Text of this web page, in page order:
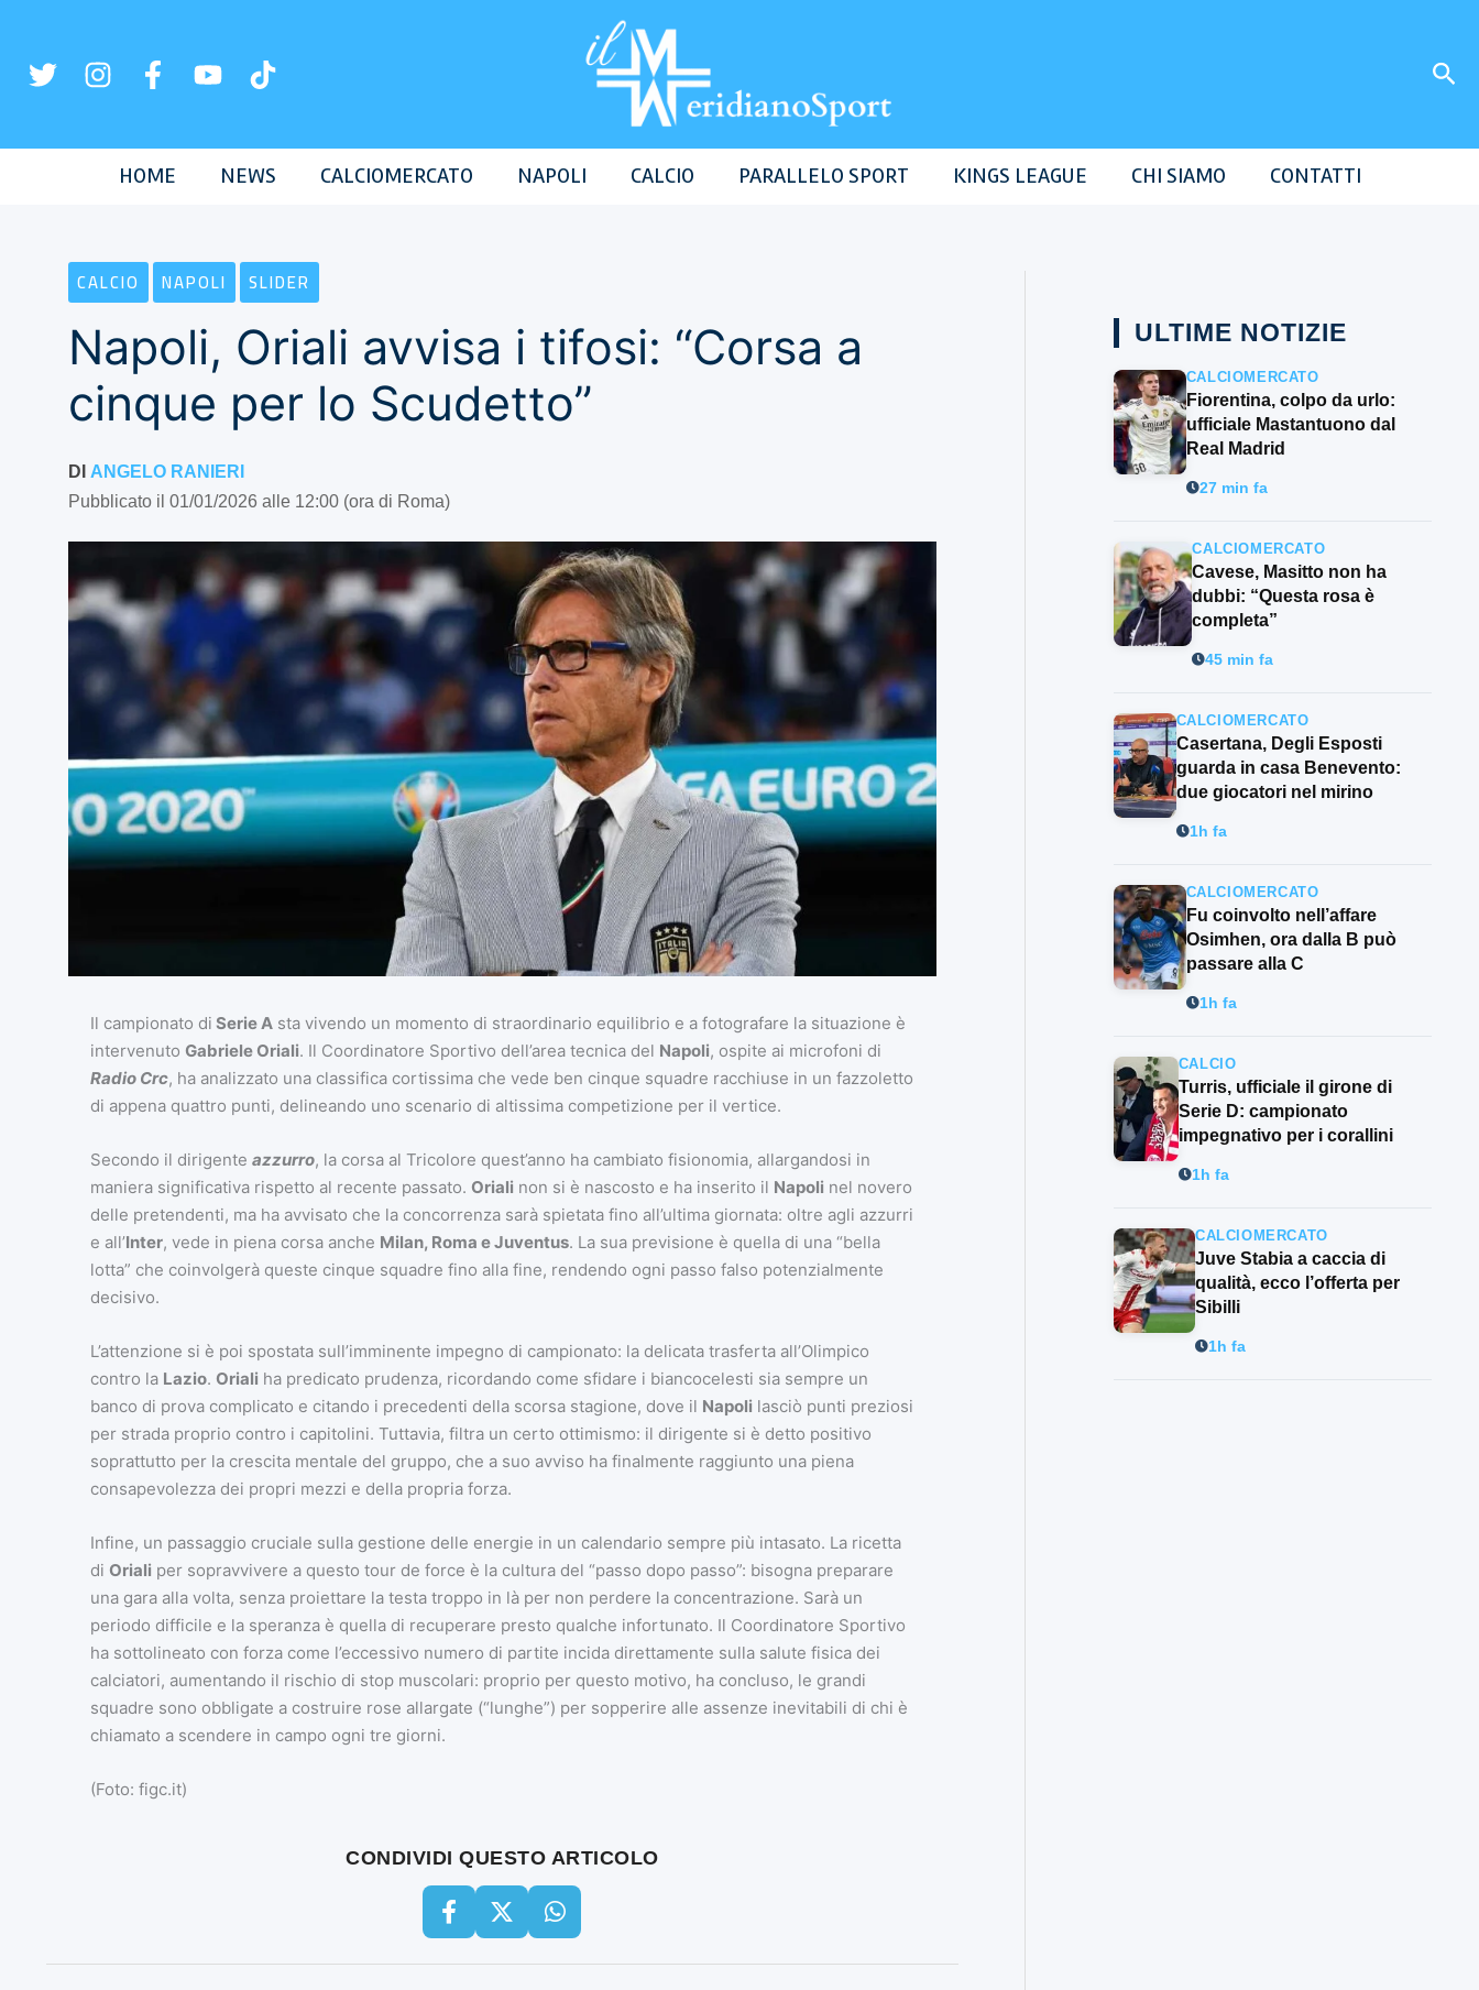
contenuto
HOME NEWS CALCIOMERCATO NAPOLI CALCIO PARALLELO SPORT KINGS LEAGUE CHI SIAMO CONTATTI
CALCIO NAPOLI SLIDER
Napoli, Oriali avvisa i tifosi: “Corsa a
cinque per lo Scudetto”
DI ANGELO RANIERI
Pubblicato il 01/01/2026 alle 12:00 (ora di Roma)
Il campionato di Serie Asta vivendo un momento di straordinario equilibrio e a fotografare la situazione è
intervenuto Gabriele Oriali. Il Coordinatore Sportivo dell’area tecnica del Napoli, ospite ai microfoni di
Radio Crc, ha analizzato una classifica cortissima che vede ben cinque squadre racchiuse in un fazzoletto
di appena quattro punti, delineando uno scenario di altissima competizione per il vertice.
Secondo il dirigente azzurro, la corsa al Tricolore quest’anno ha cambiato fisionomia, allargandosi in
maniera significativa rispetto al recente passato. Oriali non si è nascosto e ha inserito il Napoli nel novero
delle pretendenti, ma ha avvisato che la concorrenza sarà spietata fino all’ultima giornata: oltre agli azzurri
e all’Inter, vede in piena corsa anche Milan, Roma e Juventus. La sua previsione è quella di una “bella
lotta” che coinvolgerà queste cinque squadre fino alla fine, rendendo ogni passo falso potenzialmente
decisivo.
L’attenzione si è poi spostata sull’imminente impegno di campionato: la delicata trasferta all’Olimpico
contro la Lazio. Oriali ha predicato prudenza, ricordando come sfidare i biancocelesti sia sempre un
banco di prova complicato e citando i precedenti della scorsa stagione, dove il Napoli lasciò punti preziosi
per strada proprio contro i capitolini. Tuttavia, filtra un certo ottimismo: il dirigente si è detto positivo
soprattutto per la crescita mentale del gruppo, che a suo avviso ha finalmente raggiunto una piena
consapevolezza dei propri mezzi e della propria forza.
Infine, un passaggio cruciale sulla gestione delle energie in un calendario sempre più intasato. La ricetta
di Oriali per sopravvivere a questo tour de force è la cultura del “passo dopo passo”: bisogna preparare
una gara alla volta, senza proiettare la testa troppo in là per non perdere la concentrazione. Sarà un
periodo difficile e la speranza è quella di recuperare presto qualche infortunato. Il Coordinatore Sportivo
ha sottolineato con forza come l’eccessivo numero di partite incida direttamente sulla salute fisica dei
calciatori, aumentando il rischio di stop muscolari: proprio per questo motivo, ha concluso, le grandi
squadre sono obbligate a costruire rose allargate (“lunghe”) per sopperire alle assenze inevitabili di chi è
chiamato a scendere in campo ogni tre giorni.
(Foto: figc.it)
CONDIVIDI QUESTO ARTICOLO
ULTIME NOTIZIE
CALCIOMERCATO
Fiorentina, colpo da urlo:
ufficiale Mastantuono dal
Real Madrid
27 min fa
CALCIOMERCATO
Cavese, Masitto non ha
dubbi: “Questa rosa è
completa”
45 min fa
CALCIOMERCATO
Casertana, Degli Esposti
guarda in casa Benevento:
due giocatori nel mirino
1h fa
CALCIOMERCATO
Fu coinvolto nell’affare
Osimhen, ora dalla B può
passare alla C
1h fa
CALCIO
Turris, ufficiale il girone di
Serie D: campionato
impegnativo per i corallini
1h fa
CALCIOMERCATO
Juve Stabia a caccia di
qualità, ecco l’offerta per
Sibilli
1h fa